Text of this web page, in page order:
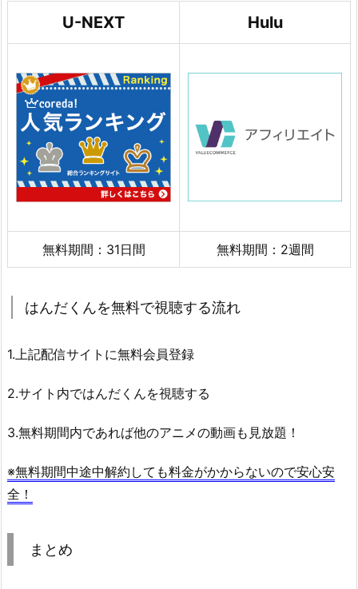
U-NEXT Hulu
無料期間：31日間 無料期間：2週間
はんだくんを無料で視聴する流れ
1.上記配信サイトに無料会員登録
2.サイト内ではんだくんを視聴する
3.無料期間内であれば他のアニメの動画も見放題！
※無料期間中途中解約しても料金がかからないので安心安
全！
まとめ